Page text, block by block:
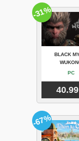
BLACK
PC
-31%
-67%